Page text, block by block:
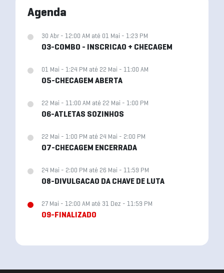
Agenda
30 Abr - 12:00 AM até 01 Mai - 1:23 PM
03-COMBO - INSCRICAO + CHECAGEM
01 Mai - 1:24 PM até 22 Mai - 11:00 AM
05-CHECAGEM ABERTA
22 Mai - 11:00 AM até 22 Mai - 1:00 PM
06-ATLETAS SOZINHOS
22 Mai - 1:00 PM até 24 Mai - 2:00 PM
07-CHECAGEM ENCERRADA
24 Mai - 2:00 PM até 26 Mai - 11:59 PM
08-DIVULGACAO DA CHAVE DE LUTA
27 Mai - 12:00 AM até 31 Dez - 11:59 PM
09-FINALIZADO